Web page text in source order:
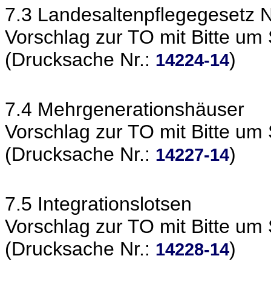
7.3 Landesaltenpflegegesetz
Vorschlag zur TO mit Bitte
(Drucksache Nr.: 14224-14)
7.4 Mehrgenerationshäuser
Vorschlag zur TO mit Bitte
(Drucksache Nr.: 14227-14)
7.5 Integrationslotsen
Vorschlag zur TO mit Bitte
(Drucksache Nr.: 14228-14)